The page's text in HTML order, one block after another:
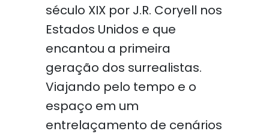
século XIX por J.R. Coryell nos
Estados Unidos e que
encantou a primeira
geração dos surrealistas.
Viajando pelo tempo e o
espaço em um
entrelaçamento de cenários